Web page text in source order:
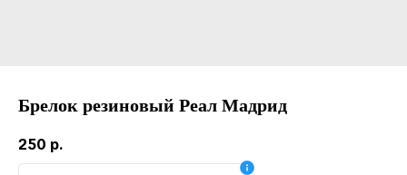
Брелок резиновый Реал Мадрид
250 р.